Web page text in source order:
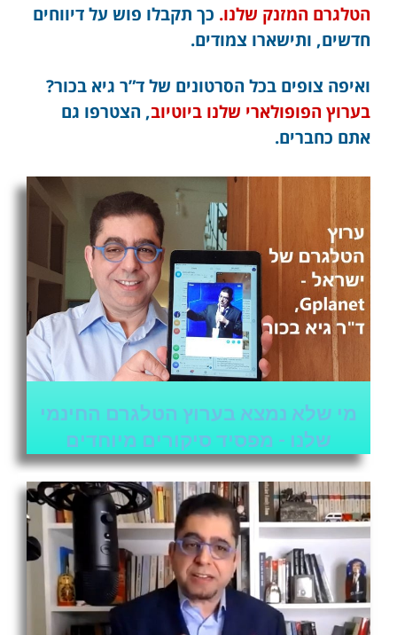
הטלגרם המזנק שלנו. כך תקבלו פוש על דיווחים
חדשים, ותישארו צמודים.
ואיפה צופים בכל הסרטונים של ד”ר גיא בכור?
בערוץ הפופולארי שלנו ביוטיוב, הצטרפו גם
אתם כחברים.
מי שלא נמצא בערוץ הטלגרם החינמי
שלנו - מפסיד סיקורים מיוחדים